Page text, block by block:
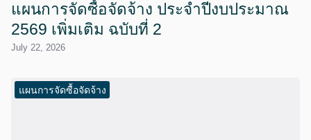
แผนการจัดซื้อจัดจ้าง ประจำปีงบประมาณ
2569 เพิ่มเติม ฉบับที่ 2
July 22, 2026
แผนการจัดซื้อจัดจ้าง